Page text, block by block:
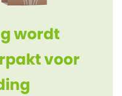
wordt
voor